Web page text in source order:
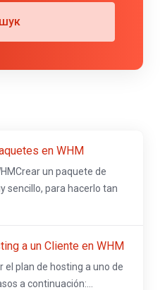
en WHM
un paquete de
sencillo, para hacerlo tan
a un Cliente en WHM
el plan de hosting a uno de
a continuación:...